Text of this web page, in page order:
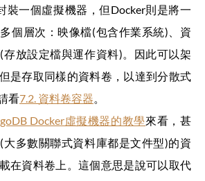
裝一個虛擬機器，但Docker則是將一
個層次：映像檔(包含作業系統)、資
放設定檔與運作資料)。因此可以架
是存取同樣的資料卷，以達到分散式
看7.2. 資料卷容器
Docker虛擬機器的教學來看，甚
多數關聯式資料庫都是文件型)的資
在資料卷上。這個意思是說可以取代